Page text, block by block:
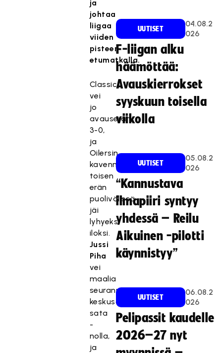
ja
johtaa
liigaa
viiden
pisteen
etumatkalla.
Classic
vei
jo
avauserän
3-0,
ja
Oilersin
kavennus
toisen
erän
puolivälissä
jäi
lyhyeksi
iloksi.
Jussi
Piha
vei
maalia
seuranneen
keskusaloituksen
sata
-
nolla,
ja
UUTISET
04.08.2
026
F-liigan alku
häämöttää:
Avauskierrokset
syyskuun toisella
viikolla
UUTISET
05.08.2
026
“Kannustava
ilmapiiri syntyy
yhdessä – Reilu
Aikuinen -pilotti
käynnistyy”
UUTISET
06.08.2
026
Pelipassit kaudelle
2026–27 nyt